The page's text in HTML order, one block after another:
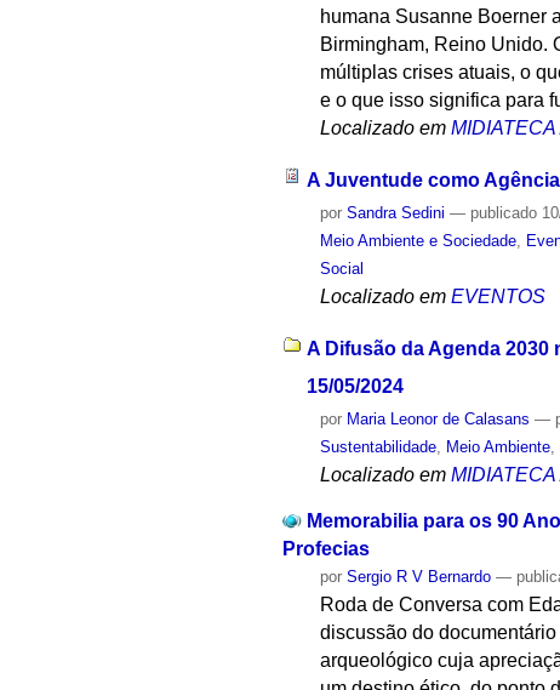
humana Susanne Boerner
Birmingham, Reino Unido.
múltiplas crises atuais, o
e o que isso significa para
Localizado em MIDIATECA
A Juventude como
porSandra Sedini — publicado
Meio Ambiente e Sociedade
Social
Localizado em EVENTOS
A Difusão da Agenda
15/05/2024
por Maria Leonor de Calasans —
Sustentabilidade Meio Ambiente
Localizado em MIDIATECA
Memorabilia para os 90
Profecias
porSergio R V Bernardo —
Roda de Conversa com
discussão do
arqueológico cuja